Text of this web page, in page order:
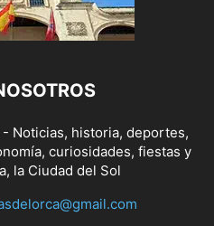
Noticias, historia, deportes,
curiosidades, fiestas y
la Ciudad del Sol